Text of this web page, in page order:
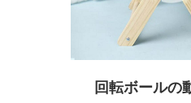
回転ボールの